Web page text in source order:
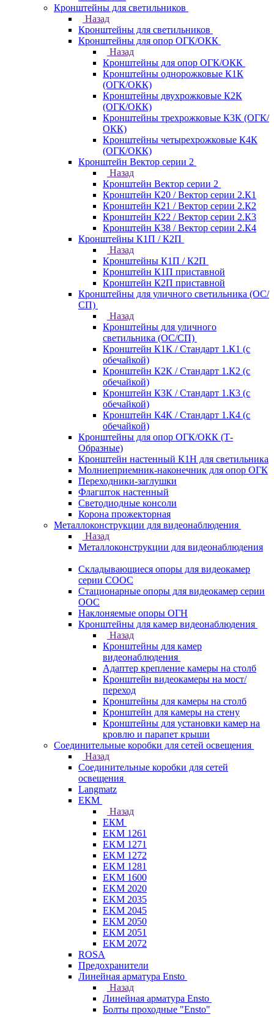
Кронштейны для светильников
Назад
Кронштейны для светильников
Кронштейны для опор ОГК/ОКК
Назад
Кронштейны для опор ОГК/ОКК
Кронштейны однорожковые К1К
(ОГК/ОКК)
Кронштейны двухрожковые К2К
(ОГК/ОКК)
Кронштейны трехрожковые К3К (ОГК/
ОКК)
Кронштейны четырехрожковые К4К
(ОГК/ОКК)
Кронштейн Вектор серии 2
Назад
Кронштейн Вектор серии 2
Кронштейн К20 / Вектор серии 2.К1
Кронштейн К21 / Вектор серии 2.К2
Кронштейн К22 / Вектор серии 2.К3
Кронштейн К38 / Вектор серии 2.К4
Кронштейны К1П / К2П
Назад
Кронштейны К1П / К2П
Кронштейн К1П приставной
Кронштейн К2П приставной
Кронштейны для уличного светильника (ОС/
СП)
Назад
Кронштейны для уличного
светильника (ОС/СП)
Кронштейн К1К / Стандарт 1.К1 (с
обечайкой)
Кронштейн К2К / Стандарт 1.К2 (с
обечайкой)
Кронштейн К3К / Стандарт 1.К3 (с
обечайкой)
Кронштейн К4К / Стандарт 1.К4 (с
обечайкой)
Кронштейны для опор ОГК/ОКК (Т-
Образные)
Кронштейн настенный К1Н для светильника
Молниеприемник-наконечник для опор ОГК
Переходники-заглушки
Флагшток настенный
Светодиодные консоли
Корона прожекторная
Металлоконструкции для видеонаблюдения
Назад
Металлоконструкции для видеонаблюдения
Складывающиеся опоры для видеокамер
серии СООС
Стационарные опоры для видеокамер серии
ООС
Наклоняемые опоры ОГН
Кронштейны для камер видеонаблюдения
Назад
Кронштейны для камер
видеонаблюдения
Адаптер крепление камеры на столб
Кронштейн видеокамеры на мост/
переход
Кронштейны для камеры на столб
Кронштейн для камеры на стену
Кронштейны для установки камер на
кровлю и парапет крыши
Соединительные коробки для сетей освещения
Назад
Соединительные коробки для сетей
освещения
Langmatz
ЕКМ
Назад
ЕКМ
EKM 1261
EKM 1271
EKM 1272
EKM 1281
EKM 1600
EKM 2020
EKM 2035
EKM 2045
EKM 2050
EKM 2051
EKM 2072
ROSA
Предохранители
Линейная арматура Ensto
Назад
Линейная арматура Ensto
Болты проходные "Ensto"